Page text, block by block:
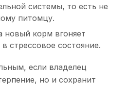
системы, то есть не
питомцу.
новый корм вгоняет
стрессовое состояние.
если владелец
но и сохранит